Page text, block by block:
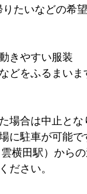
たいなどの希
きやすい服装
どをふるまいま
場合は中止とな
に駐車が可能で
横田駅）から
ださい。